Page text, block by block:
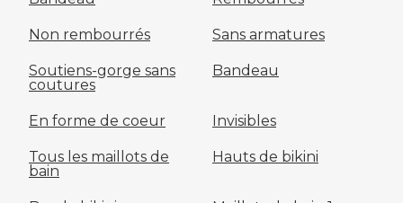
Non rembourrés Sans armatures
Soutiens-gorge sans
coutures
Bandeau
En forme de coeur Invisibles
Tous les maillots de
bain
Hauts de bikini